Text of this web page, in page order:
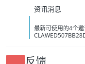
资讯消息
最新可使用的4个
反馈